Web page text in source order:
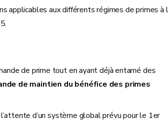
applicables aux différents régimes de primes à
de prime tout en ayant déjà entamé des
de maintien du bénéfice des primes
l’attente d’un système global prévu pour le 1er